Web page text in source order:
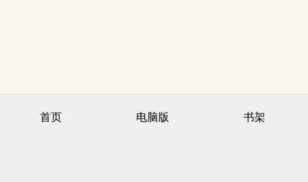
首页 电脑版 书架